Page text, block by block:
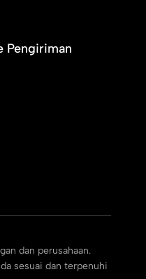
Pengiriman
dan perusahaan.
sesuai dan terpenuhi